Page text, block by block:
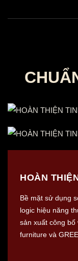
HOÀN
Bề mặt sử dụng
logic hiệu năng
sản xuất công bố
furniture và